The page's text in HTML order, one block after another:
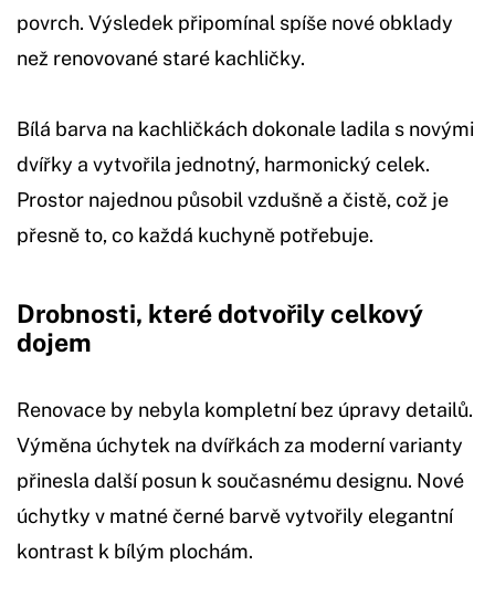
povrch. Výsledek připomínal spíše nové obklady
než renovované staré kachličky.
Bílá barva na kachličkách dokonale ladila s novými
dvířky a vytvořila jednotný, harmonický celek.
Prostor najednou působil vzdušně a čistě, což je
přesně to, co každá kuchyně potřebuje.
Drobnosti, které dotvořily celkový
dojem
Renovace by nebyla kompletní bez úpravy detailů.
Výměna úchytek na dvířkách za moderní varianty
přinesla další posun k současnému designu. Nové
úchytky v matné černé barvě vytvořily elegantní
kontrast k bílým plochám.